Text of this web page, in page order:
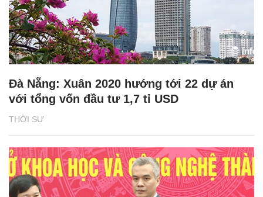
THỜI SỰ
Đà Nẵng: Xuân 2020 hướng tới 22 dự án
với tổng vốn đầu tư 1,7 tỉ USD